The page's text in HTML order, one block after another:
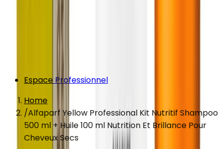
Espace Professionnel
Home
/Alfaparf Yellow Professional Kit Nutritif Shampoo
500 ml + Huile 100 ml Nutrition Et Brillance Pour
Cheveux Secs